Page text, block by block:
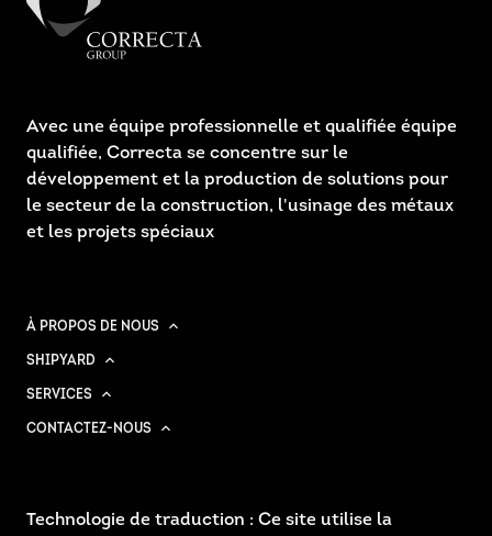
Avec une équipe professionnelle et qualifiée équipe
qualifiée, Correcta se concentre sur le
développement et la production de solutions pour
le secteur de la construction, l'usinage des métaux
et les projets spéciaux
À PROPOS DE NOUS
SHIPYARD
SERVICES
CONTACTEZ-NOUS
Technologie de traduction : Ce site utilise la